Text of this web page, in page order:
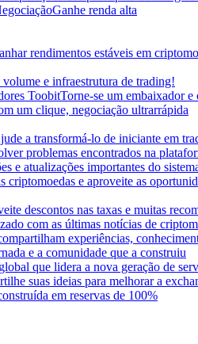
Ganhe renda alta
rendimentos estáveis em
e infraestrutura de trading!
ToobitTorne-se um embaixador
um clique, negociação ultrarrápida
a transformá-lo de iniciante em
problemas encontrados na
e atualizações importantes do
criptomoedas e aproveite as
descontos nas taxas e muitas
com as últimas notícias de
experiências,
e a comunidade que a construiu
que lidera a nova geração de
suas ideias para melhorar a
em reservas de 100%